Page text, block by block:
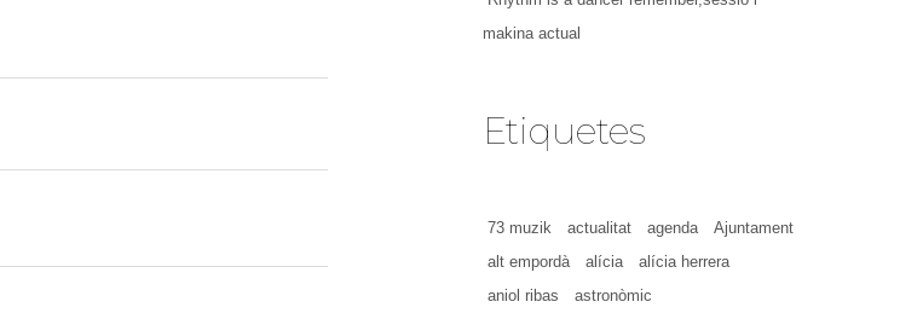
makina actual
Etiquetes
73 muzik actualitat agenda
Ajuntament
alt empordà
alícia
alícia herrera
aniol ribas
astronòmic